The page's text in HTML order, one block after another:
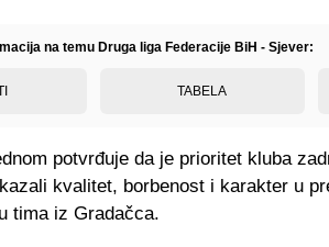
na temu Druga liga Federacije BiH - Sjever:
TABELA
potvrđuje da je prioritet kluba
kvalitet, borbenost i karakter u
tima iz Gradačca.